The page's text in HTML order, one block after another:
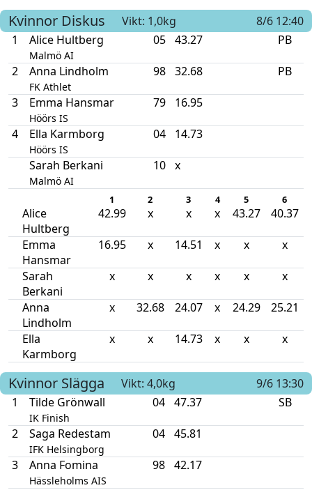
Kvinnor Diskus Vikt: 1,0kg
8/6 12:40
1
Alice Hultberg
Malmö AI
05 43.27 PB
2 Anna Lindholm
FK Athlet
98 32.68 PB
3 Emma Hansmar
Höörs IS
79 16.95
4 Ella Karmborg
Höörs IS
04 14.73
Sarah Berkani
Malmö AI
10 x
1 2 3 4 5 6
Alice
Hultberg
42.99 x x x 43.27 40.37
Emma
Hansmar
16.95 x 14.51 x x x
Sarah
Berkani
x x x x x x
Anna
Lindholm
x 32.68 24.07 x 24.29 25.21
Ella
Karmborg
x x 14.73 x x x
Kvinnor Slägga Vikt: 4,0kg
9/6 13:30
1
Tilde Grönwall
IK Finish
04 47.37 SB
2 Saga Redestam
IFK Helsingborg
04 45.81
3 Anna Fomina
Hässleholms AIS
98 42.17